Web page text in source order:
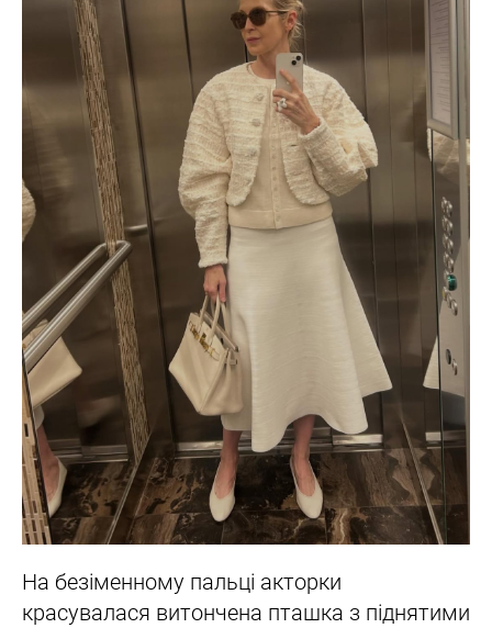
На безіменному пальці акторки
красувалася витончена пташка з піднятими